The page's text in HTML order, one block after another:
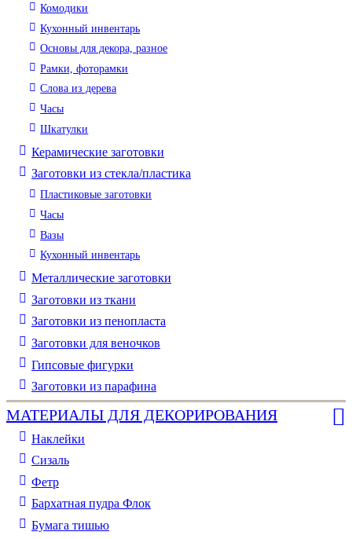
Комодики
Кухонный инвентарь
Основы для декора, разное
Рамки, фоторамки
Слова из дерева
Часы
Шкатулки
Керамические заготовки
Заготовки из стекла/пластика
Пластиковые заготовки
Часы
Вазы
Кухонный инвентарь
Металлические заготовки
Заготовки из ткани
Заготовки из пенопласта
Заготовки для веночков
Гипсовые фигурки
Заготовки из парафина
МАТЕРИАЛЫ ДЛЯ ДЕКОРИРОВАНИЯ
Наклейки
Сизаль
Фетр
Бархатная пудра Флок
Бумага тишью